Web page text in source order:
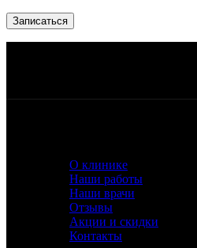
О клинике
Наши работы
Наши врачи
Отзывы
Акции и скидки
Контакты